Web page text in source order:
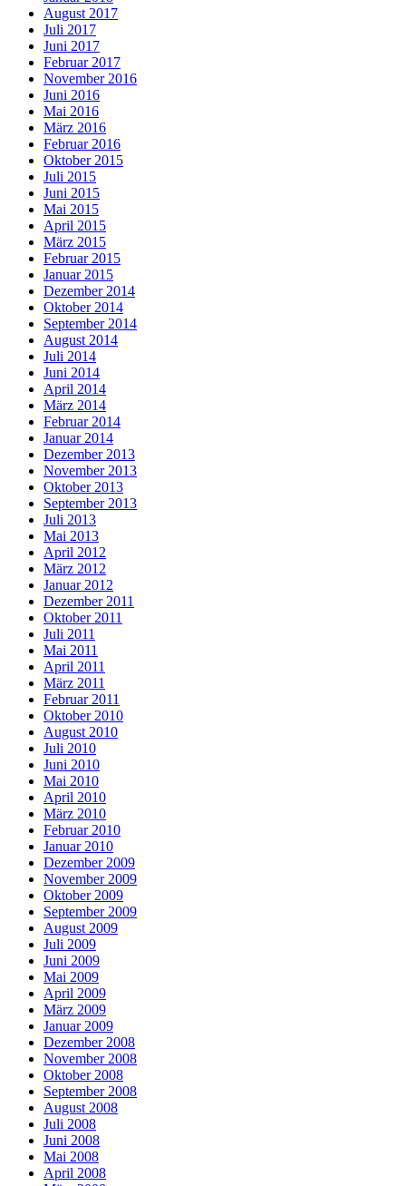
August 2017
Juli 2017
Juni 2017
Februar 2017
November 2016
Juni 2016
Mai 2016
März 2016
Februar 2016
Oktober 2015
Juli 2015
Juni 2015
Mai 2015
April 2015
März 2015
Februar 2015
Januar 2015
Dezember 2014
Oktober 2014
September 2014
August 2014
Juli 2014
Juni 2014
April 2014
März 2014
Februar 2014
Januar 2014
Dezember 2013
November 2013
Oktober 2013
September 2013
Juli 2013
Mai 2013
April 2012
März 2012
Januar 2012
Dezember 2011
Oktober 2011
Juli 2011
Mai 2011
April 2011
März 2011
Februar 2011
Oktober 2010
August 2010
Juli 2010
Juni 2010
Mai 2010
April 2010
März 2010
Februar 2010
Januar 2010
Dezember 2009
November 2009
Oktober 2009
September 2009
August 2009
Juli 2009
Juni 2009
Mai 2009
April 2009
März 2009
Januar 2009
Dezember 2008
November 2008
Oktober 2008
September 2008
August 2008
Juli 2008
Juni 2008
Mai 2008
April 2008